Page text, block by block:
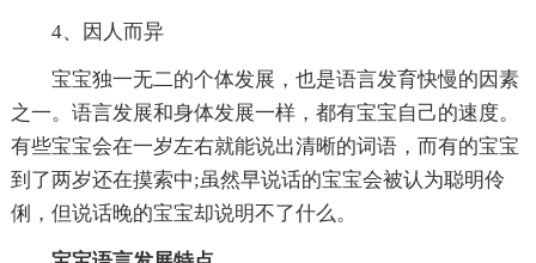
4、因人而异
宝宝独一无二的个体发展，也是语言发育快慢的因素
之一。语言发展和身体发展一样，都有宝宝自己的速度。
有些宝宝会在一岁左右就能说出清晰的词语，而有的宝宝
到了两岁还在摸索中;虽然早说话的宝宝会被认为聪明伶
俐，但说话晚的宝宝却说明不了什么。